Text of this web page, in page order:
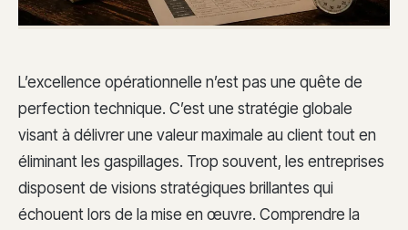
L’excellence opérationnelle n’est pas une quête de
perfection technique. C’est une stratégie globale
visant à délivrer une valeur maximale au client tout en
éliminant les gaspillages. Trop souvent, les entreprises
disposent de visions stratégiques brillantes qui
échouent lors de la mise en œuvre. Comprendre la